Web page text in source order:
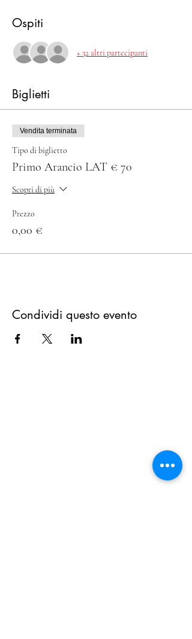
Ospiti
+ 32 altri partecipanti
Biglietti
Vendita terminata
Tipo di biglietto
Primo Arancio LAT € 70
Scopri di più
Prezzo
0,00 €
Condividi questo evento